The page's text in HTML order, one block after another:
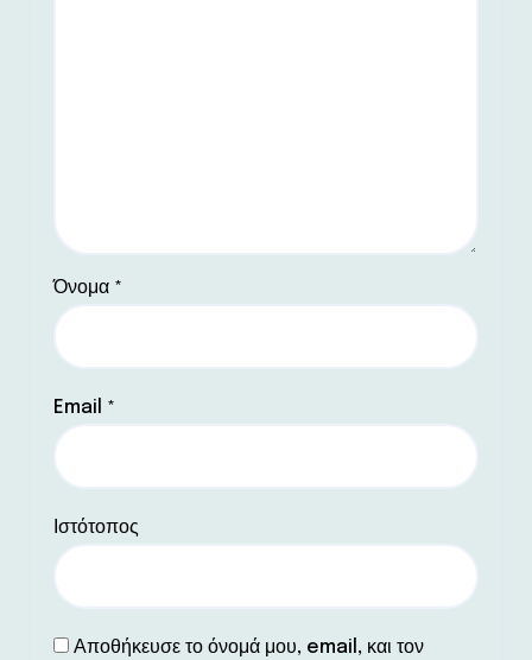
Όνομα *
Email *
Ιστότοπος
Αποθήκευσε το όνομά μου, email, και τον